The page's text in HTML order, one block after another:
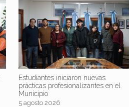
Estudiantes iniciaron nuevas
prácticas profesionalizantes en el
Municipio
5 agosto 2026